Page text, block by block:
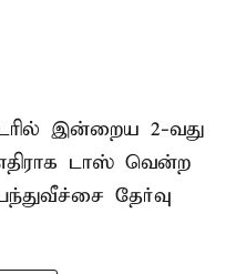
இன்றைய 2-வது
டாஸ் வென்ற
தேர்வு